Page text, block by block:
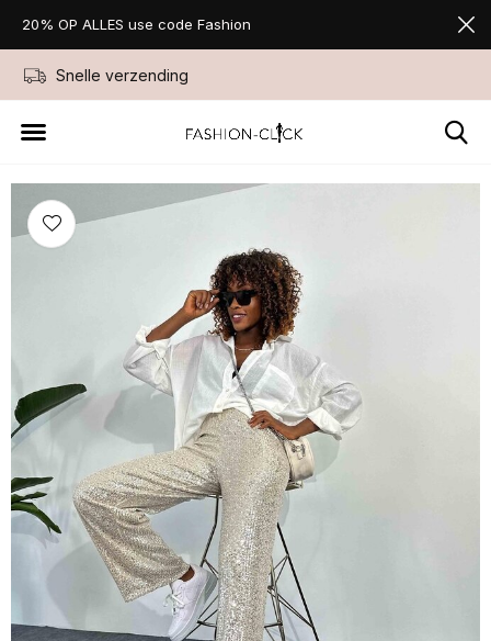
Niet goed geld terug
20% OP ALLES use code Fashion